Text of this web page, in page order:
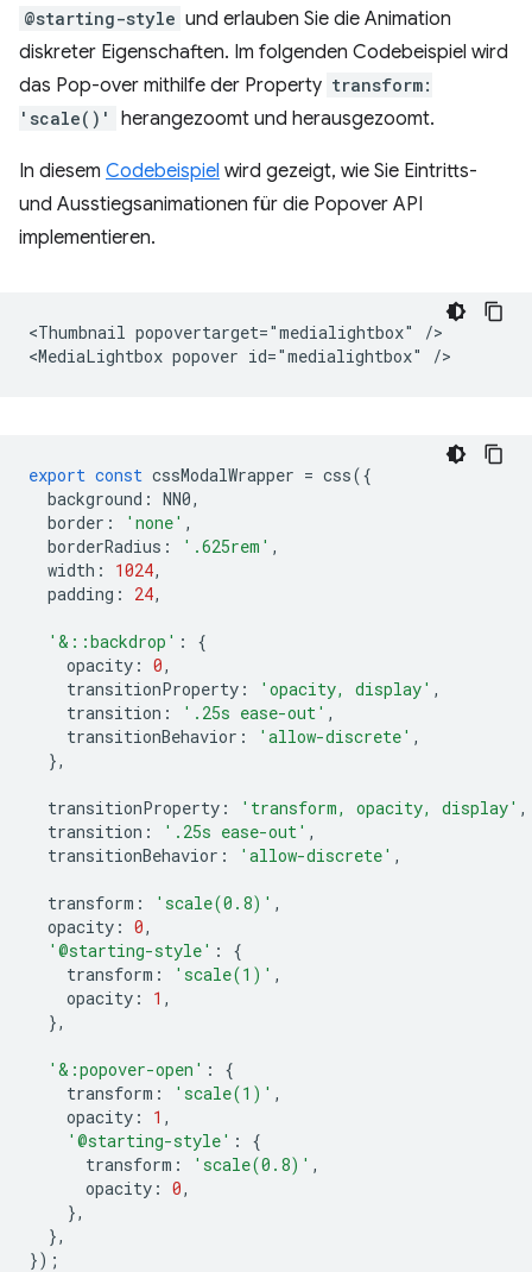
@starting-style und erlauben Sie die Animation
diskreter Eigenschaften. Im folgenden Codebeispiel wird
das Pop-over mithilfe der Property transform:
'scale()'
herangezoomt und herausgezoomt.
In diesem Codebeispiel wird gezeigt, wie Sie Eintritts-
und Ausstiegsanimationen für die Popover API
implementieren.
<Thumbnail popovertarget="medialightbox" />
export const cssModalWrapper = css({
background : NN0,
border : 'none' ,
borderRadius : '.625rem' ,
width : 1024,
padding : 24,
'&::backdrop' :
{
opacity : 0,
transitionProperty : 'opacity, display' ,
transition : '.25s ease-out' ,
transitionBehavior : 'allow-discrete' ,
},
transitionProperty : 'transform, opacity, display' ,
transition : '.25s ease-out' ,
transitionBehavior : 'allow-discrete' ,
transform : 'scale(0.8)' ,
opacity : 0,
'@starting-style' :
{
transform : 'scale(1)' ,
opacity : 1 ,
},
'&:popover-open' :
{
transform : 'scale(1)' ,
opacity : 1 ,
'@starting-style' :
{
transform : 'scale(0.8)' ,
opacity : 0,
},
},
});